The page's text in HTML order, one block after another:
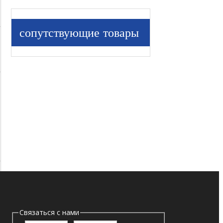
сопутствующие товары
Связаться с нами